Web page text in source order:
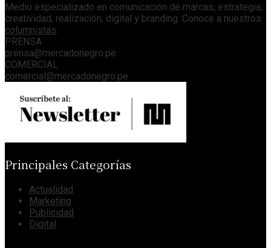
Medio especializado en comunicación de marcas, estrategia,
creatividad, realización, digital y branding. Conoce a nuestros
columnistas
PRENSA
prensa@mercadonegro.pe
COMERCIAL
comercial@mercadonegro.pe
Principales Categorías
Actualidad
Marketing
Publicidad
Digital